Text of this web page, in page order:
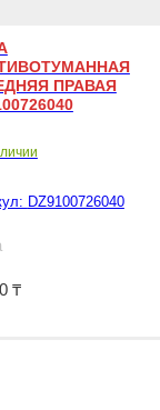
ПРАВАЯ
DZ9100726040
₸